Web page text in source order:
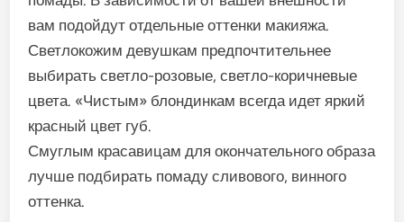
вам подойдут отдельные оттенки макияжа.
Светлокожим девушкам предпочтительнее
выбирать светло-розовые, светло-коричневые
цвета. «Чистым» блондинкам всегда идет яркий
красный цвет губ.
Смуглым красавицам для окончательного образа
лучше подбирать помаду сливового, винного
оттенка.